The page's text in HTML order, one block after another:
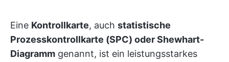
Eine Kontrollkarte, auch statistische
Prozesskontrollkarte (SPC) oder Shewhart-
Diagramm genannt, ist ein leistungsstarkes